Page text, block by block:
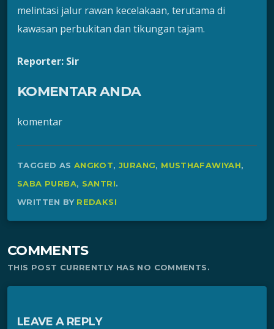
melintasi jalur rawan kecelakaan, terutama di
kawasan perbukitan dan tikungan tajam.
Reporter: Sir
KOMENTAR ANDA
komentar
TAGGED AS ANGKOT,JURANG, MUSTHAFAWIYAH,
SABA PURBA, SANTRI.
WRITTEN BY REDAKSI
COMMENTS
THIS POST CURRENTLY HAS NO COMMENTS.
LEAVE A REPLY